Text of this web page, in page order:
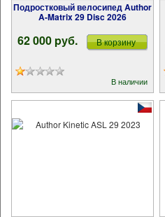
Подростковый велосипед Author
A-Matrix 29 Disc 2026
62 000 pуб. В корзину
В наличии